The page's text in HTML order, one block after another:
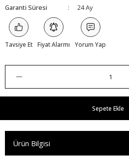
Garanti Süresi
24 Ay
Tavsiye Et Fiyat Alarmı Yorum Yap
Sepete Ekle
Ürün Bilgisi